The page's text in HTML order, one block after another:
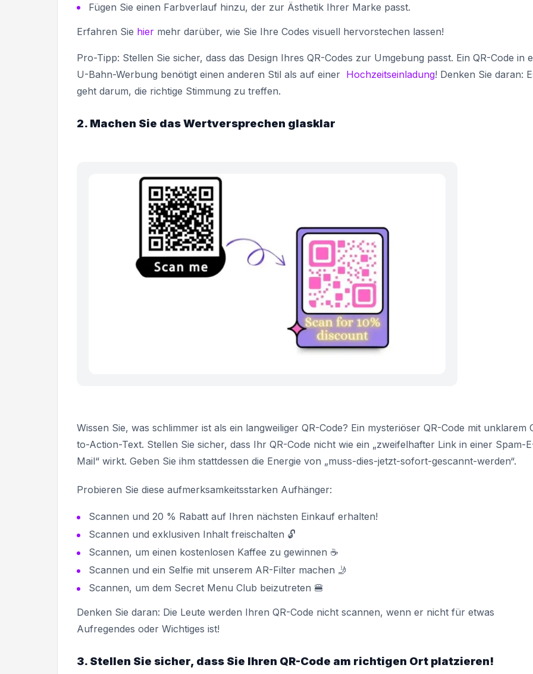
Fügen Sie einen Farbverlauf hinzu, der zur Ästhetik Ihrer Marke passt.
Erfahren Sie hier mehr darüber, wie Sie Ihre Codes visuell hervorstechen lassen!
Pro-Tipp: Stellen Sie sicher, dass das Design Ihres QR-Codes zur Umgebung passt. Ein QR-Code in
U-Bahn-Werbung benötigt einen anderen Stil als auf einer Hochzeitseinladung! Denken Sie daran:
geht darum, die richtige Stimmung zu treffen.
2. Machen Sie das Wertversprechen glasklar
Wissen Sie, was schlimmer ist als ein langweiliger QR-Code? Ein mysteriöser QR-Code mit unklarem
to-Action-Text. Stellen Sie sicher, dass Ihr QR-Code nicht wie ein „zweifelhafter Link in einer Spam-
Mail“ wirkt. Geben Sie ihm stattdessen die Energie von „muss-dies-jetzt-sofort-gescannt-werden“.
Probieren Sie diese aufmerksamkeitsstarken Aufhänger:
Scannen und 20 % Rabatt auf Ihren nächsten Einkauf erhalten!
Scannen und exklusiven Inhalt freischalten 🔓
Scannen, um einen kostenlosen Kaffee zu gewinnen ☕
Scannen und ein Selfie mit unserem AR-Filter machen 🤳
Scannen, um dem Secret Menu Club beizutreten 🍔
Denken Sie daran: Die Leute werden Ihren QR-Code nicht scannen, wenn er nicht für etwas
Aufregendes oder Wichtiges ist!
3. Stellen Sie sicher, dass Sie Ihren QR-Code am richtigen Ort platzieren!